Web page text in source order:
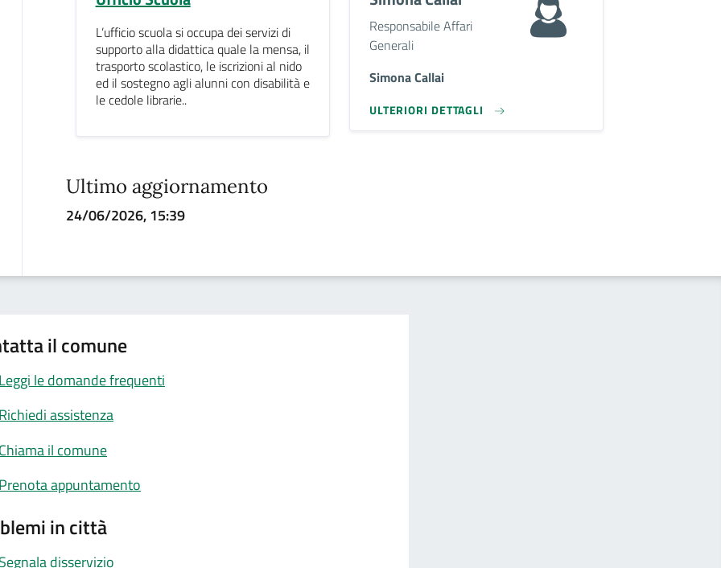
L’ufficio scuola si occupa dei servizi di
supporto alla didattica quale la mensa, il
trasporto scolastico, le iscrizioni al nido
ed il sostegno agli alunni con disabilità e
le cedole librarie..
Descrizione breve
Responsabile Affari
Generali
Simona Callai
ULTERIORI DETTAGLI
Ultimo aggiornamento
24/06/2026, 15:39
il comune
le domande frequenti
assistenza
il comune
appuntamento
in città
disservizio